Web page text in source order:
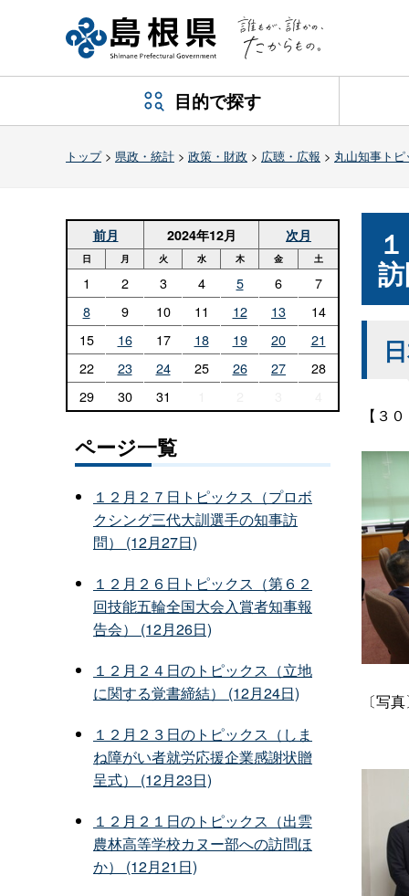
目的で探す
トップ> 県政・統計 > 政策・財政 > 広聴・広報 > 丸山知事ト
【３
〔写
前月 2024年12月 次月
日 月 火 水 木 金 土
1 2 3 4 5 6
7
8
9 10 11 12 13
14
15
16 17 18 19 20
21
22
23 24 25 26 27
28
29
30 31
ページ一覧
１２月２７日トピックス（プロボ
クシング三代大訓選手の知事訪
問） (12月27日)
１２月２６日トピックス（第６２
回技能五輪全国大会入賞者知事報
告会） (12月26日)
１２月２４日のトピックス（立地
に関する覚書締結） (12月24日)
１２月２３日のトピックス（しま
ね障がい者就労応援企業感謝状贈
呈式） (12月23日)
１２月２１日のトピックス（出雲
農林高等学校カヌー部への訪問ほ
か） (12月21日)